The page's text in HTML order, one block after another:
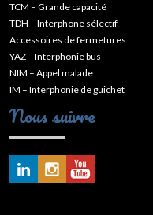
TCM – Grande capacité
TDH – Interphone sélectif
Accessoires de fermetures
YAZ – Interphonie bus
NIM – Appel malade
IM – Interphonie de guichet
Nous suivre